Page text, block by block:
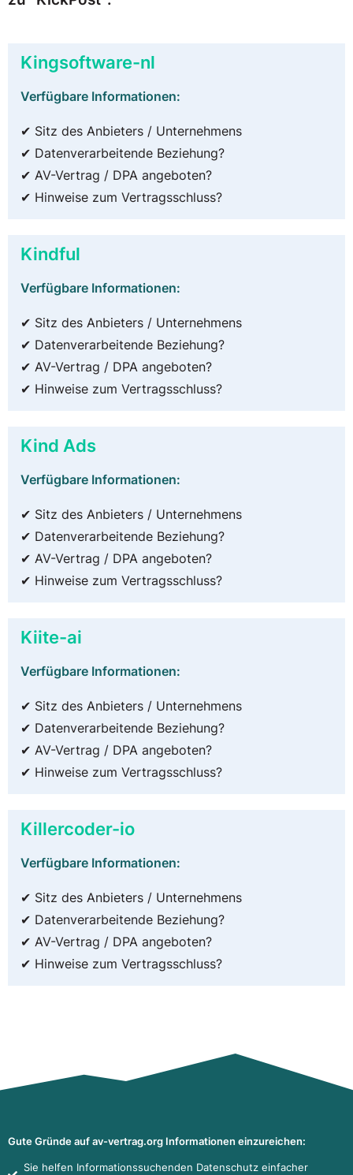
Kingsoftware-nl
Verfügbare Informationen:
✔ Sitz des Anbieters / Unternehmens
✔ Datenverarbeitende Beziehung?
✔ AV-Vertrag / DPA angeboten?
✔ Hinweise zum Vertragsschluss?
Kindful
Verfügbare Informationen:
✔ Sitz des Anbieters / Unternehmens
✔ Datenverarbeitende Beziehung?
✔ AV-Vertrag / DPA angeboten?
✔ Hinweise zum Vertragsschluss?
Kind Ads
Verfügbare Informationen:
✔ Sitz des Anbieters / Unternehmens
✔ Datenverarbeitende Beziehung?
✔ AV-Vertrag / DPA angeboten?
✔ Hinweise zum Vertragsschluss?
Kiite-ai
Verfügbare Informationen:
✔ Sitz des Anbieters / Unternehmens
✔ Datenverarbeitende Beziehung?
✔ AV-Vertrag / DPA angeboten?
✔ Hinweise zum Vertragsschluss?
Killercoder-io
Verfügbare Informationen:
✔ Sitz des Anbieters / Unternehmens
✔ Datenverarbeitende Beziehung?
✔ AV-Vertrag / DPA angeboten?
✔ Hinweise zum Vertragsschluss?
Gute Gründe auf av-vertrag.org Informationen einzureichen:
Sie helfen Informationssuchenden Datenschutz einfacher